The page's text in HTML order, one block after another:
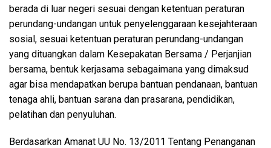
berada di luar negeri sesuai dengan ketentuan peraturan
perundang-undangan untuk penyelenggaraan kesejahteraan
sosial, sesuai ketentuan peraturan perundang-undangan
yang dituangkan dalam Kesepakatan Bersama / Perjanjian
bersama, bentuk kerjasama sebagaimana yang dimaksud
agar bisa mendapatkan berupa bantuan pendanaan, bantuan
tenaga ahli, bantuan sarana dan prasarana, pendidikan,
pelatihan dan penyuluhan.
Berdasarkan Amanat UU No. 13/2011 Tentang Penanganan